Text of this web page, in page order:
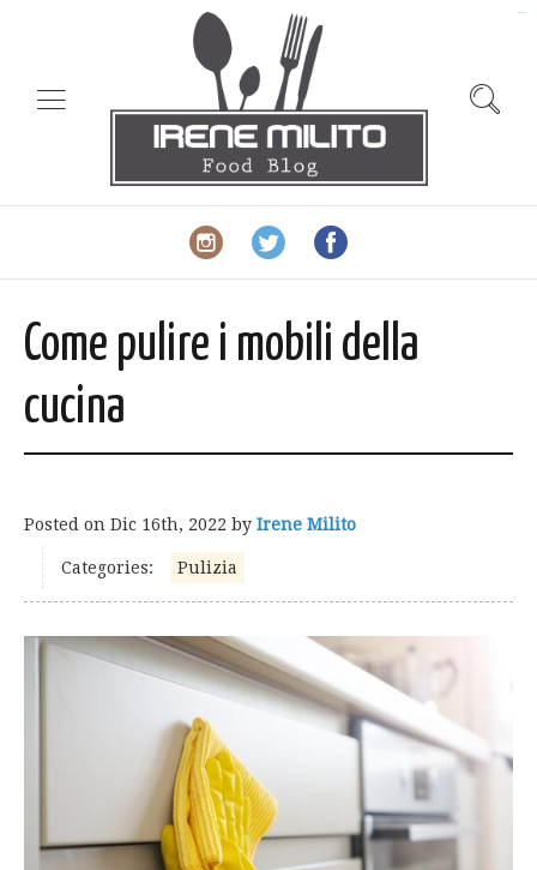
Come pulire i mobili della
cucina
Posted on Dic 16th, 2022 by Irene Milito
Categories: Pulizia